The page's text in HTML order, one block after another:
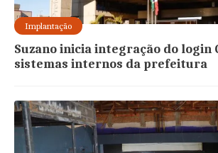
Implantação
Suzano inicia integração do login
sistemas internos da prefeitura